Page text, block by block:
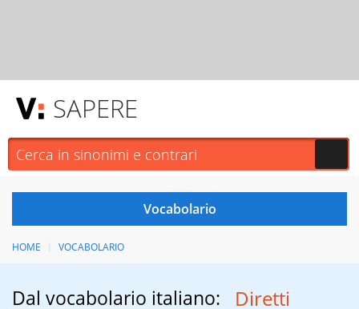
SAPERE
HOME VOCABOLARIO
Dal vocabolario italiano: Diretti